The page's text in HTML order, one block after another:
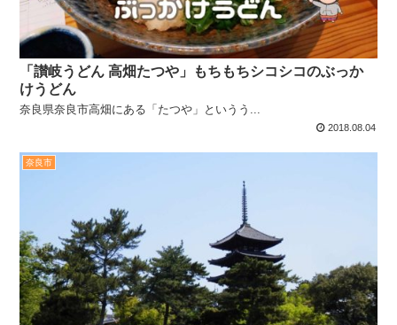
「讃岐うどん 高畑たつや」もちもちシコシコのぶっか
けうどん
奈良県奈良市高畑にある「たつや」というう...
2018.08.04
奈良市